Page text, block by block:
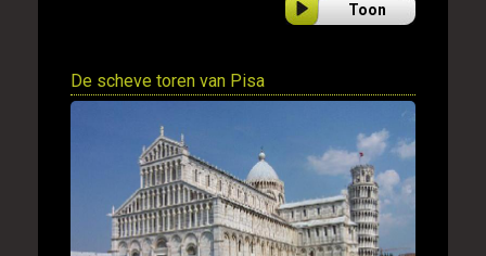
Toon
De scheve toren van Pisa